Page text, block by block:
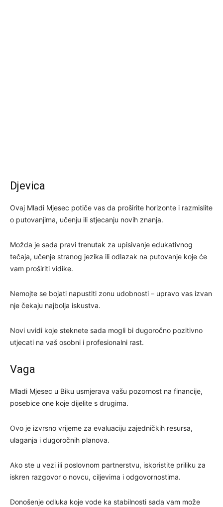
Djevica
Ovaj Mladi Mjesec potiče vas da proširite horizonte i razmislite
o putovanjima, učenju ili stjecanju novih znanja.
Možda je sada pravi trenutak za upisivanje edukativnog
tečaja, učenje stranog jezika ili odlazak na putovanje koje će
vam proširiti vidike.
Nemojte se bojati napustiti zonu udobnosti – upravo vas izvan
nje čekaju najbolja iskustva.
Novi uvidi koje steknete sada mogli bi dugoročno pozitivno
utjecati na vaš osobni i profesionalni rast.
Vaga
Mladi Mjesec u Biku usmjerava vašu pozornost na financije,
posebice one koje dijelite s drugima.
Ovo je izvrsno vrijeme za evaluaciju zajedničkih resursa,
ulaganja i dugoročnih planova.
Ako ste u vezi ili poslovnom partnerstvu, iskoristite priliku za
iskren razgovor o novcu, ciljevima i odgovornostima.
Donošenje odluka koje vode ka stabilnosti sada vam može